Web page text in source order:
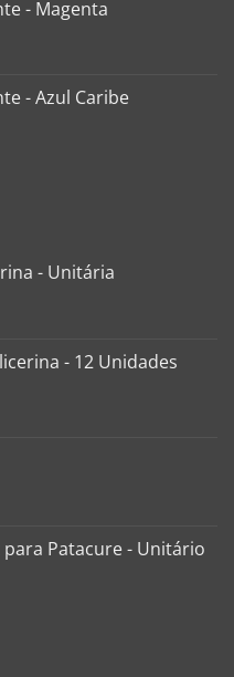
- Magenta
- Azul Caribe
- Unitária
- 12 Unidades
para Patacure - Unitário